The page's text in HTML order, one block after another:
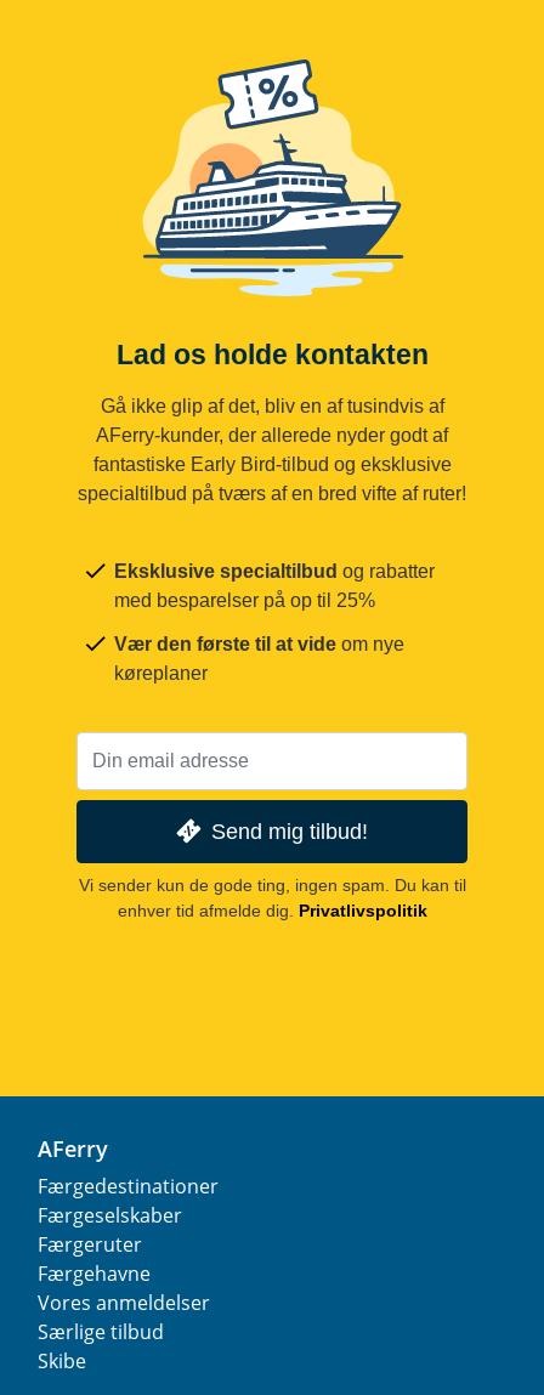
Lad os holde kontakten
Gå ikke glip af det, bliv en af tusindvis af
AFerry-kunder, der allerede nyder godt af
fantastiske Early Bird-tilbud og eksklusive
specialtilbud på tværs af en bred vifte af ruter!
Eksklusive specialtilbud og rabatter
med besparelser på op til 25%
Vær den første til at vide om nye
køreplaner
Send mig tilbud!
Vi sender kun de gode ting, ingen spam. Du kan til
enhver tid afmelde dig.
Privatlivspolitik
AFerry
Færgedestinationer
Færgeselskaber
Færgeruter
Færgehavne
Vores anmeldelser
Særlige tilbud
Skibe